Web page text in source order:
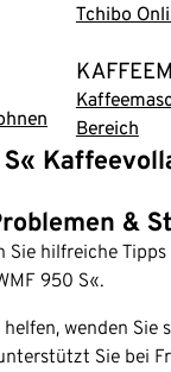
Tchibo
Bereich
S«
&
Sie hilfreiche Tipps
950 S«.
wenden
Sie bei